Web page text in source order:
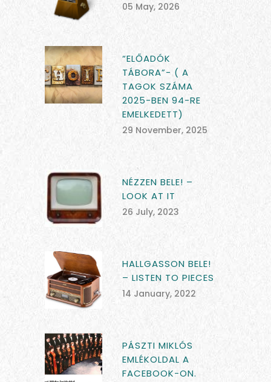
05 May, 2026
“ELŐADÓK
TÁBORA”- ( A
TAGOK SZÁMA
2025-BEN 94-RE
EMELKEDETT)
29 November, 2025
NÉZZEN BELE! –
LOOK AT IT
26 July, 2023
HALLGASSON BELE!
– LISTEN TO PIECES
14 January, 2022
PÁSZTI MIKLÓS
EMLÉKOLDAL A
FACEBOOK-ON.